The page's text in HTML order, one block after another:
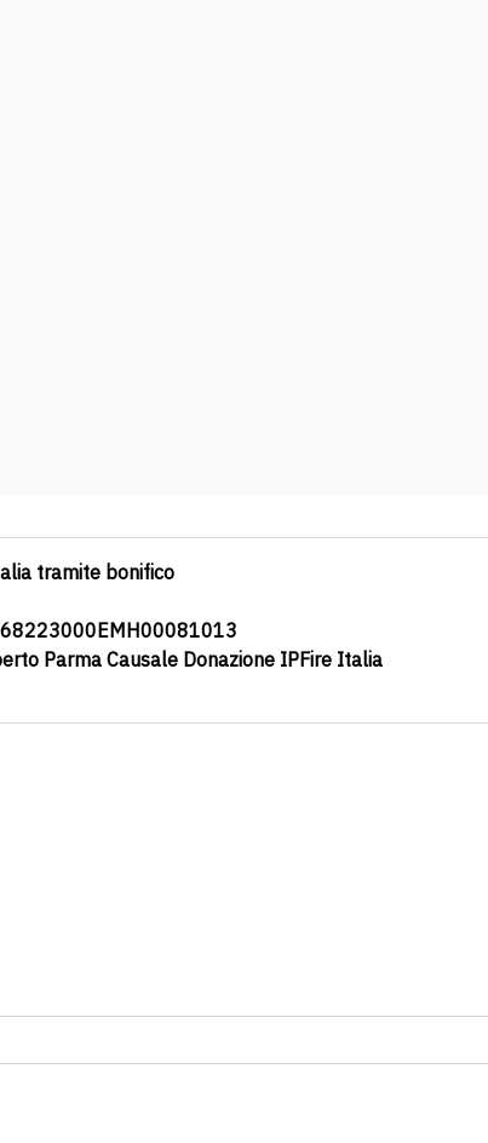
tramite bonifico
Parma Causale Donazione IPFire Italia